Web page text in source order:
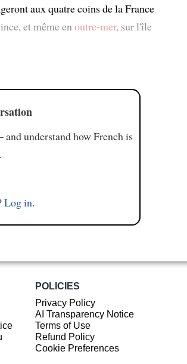
aux quatre coins de la France
et même en outre-mer, sur l'île
understand how French is
Log in.
POLICIES
Privacy Policy
AI Transparency Notice
Terms of Use
Refund Policy
Cookie Preferences